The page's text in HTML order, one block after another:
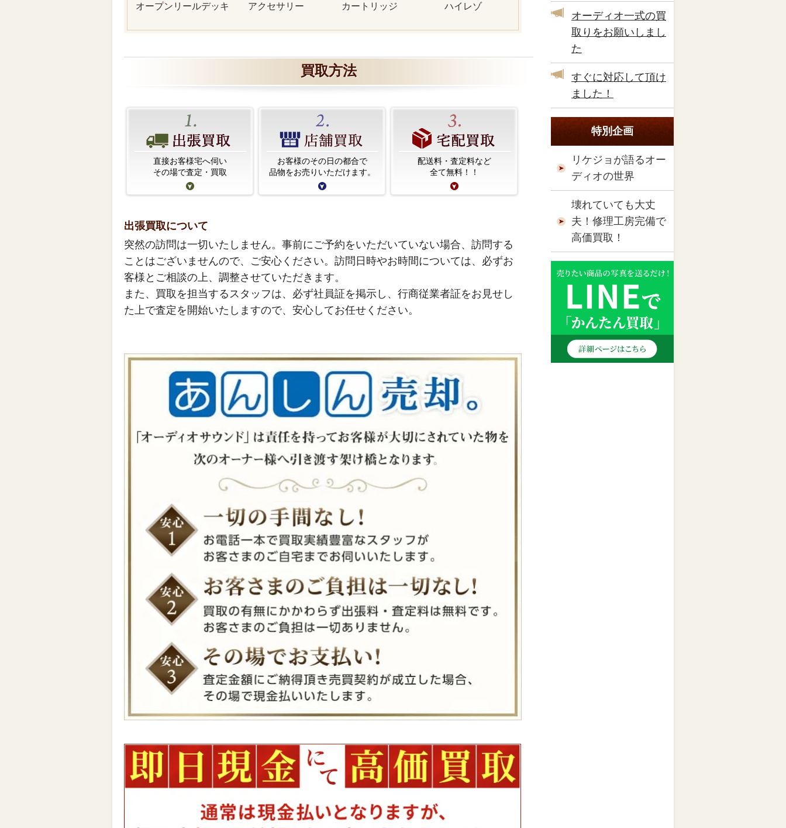
オープンリールデッキ アクセサリー カートリッジ ハイレゾ
買取方法
直接お客様宅へ伺い
その場で査定・買取
お客様のその日の都合で
品物をお売りいただけます。
配送料・査定料など
全て無料！！
出張買取について
突然の訪問は一切いたしません。事前にご予約をいただいていない場合、訪問する
ことはございませんので、ご安心ください。訪問日時やお時間については、必ずお
客様とご相談の上、調整させていただきます。
また、買取を担当するスタッフは、必ず社員証を掲示し、行商従業者証をお見せし
た上で査定を開始いたしますので、安心してお任せください。
オーディオ一式の買
取りをお願いしまし
た
すぐに対応して頂け
ました！
特別企画
リケジョが語るオー
ディオの世界
壊れていても大丈
夫！修理工房完備で
高価買取！